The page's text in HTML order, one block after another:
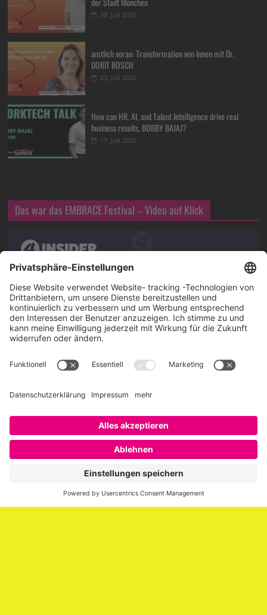
30. Juli 2026
amtlich voran: Transformation von Innen mit Dr.
DORIT BOSCH
23. Juli 2026
How can HR, AI, and Talent Intelligence drive real
business results, BOBBY BAJAJ?
17. Juli 2026
Das war das EMBRACE Festival – Video auf Klick
Über SAATKORN
SAATKORN ist der Blog von Gero Hesse. Seit 2009 schreibt
er über die Themen Employer Branding,